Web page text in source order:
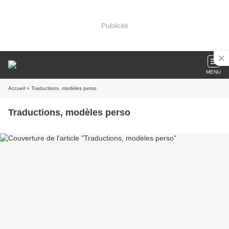
Publicité
MENU
Accueil » Traductions, modèles perso
Traductions, modèles perso